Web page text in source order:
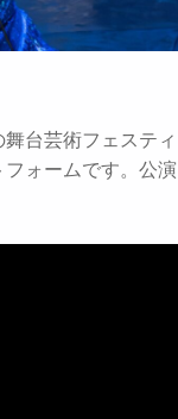
台芸術フェスティ
ォームです。公演